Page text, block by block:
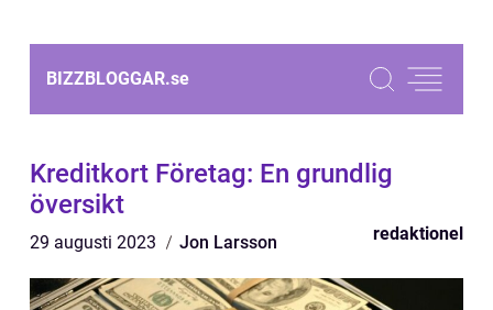
BIZZBLOGGAR.se
Kreditkort Företag: En grundlig
översikt
29 augusti 2023 Jon Larsson redaktionel